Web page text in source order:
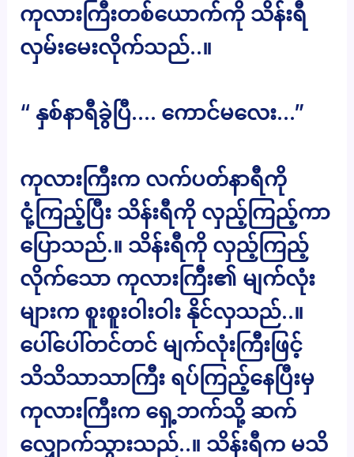
ကုလားကြီးတစ်ယောက်ကို သိန်းရီ
လှမ်းမေးလိုက်သည်..။
“ နှစ်နာရီခွဲပြီ…. ကောင်မလေး…”
ကုလားကြီးက လက်ပတ်နာရီကို
ငုံ့ကြည့်ပြီး သိန်းရီကို လှည့်ကြည့်ကာ
ပြောသည်.။ သိန်းရီကို လှည့်ကြည့်
လိုက်သော ကုလားကြီး၏ မျက်လုံး
များက စူးစူးဝါးဝါး နိုင်လှသည်..။
ပေါ်ပေါ်တင်တင် မျက်လုံးကြီးဖြင့်
သိသိသာသာကြီး ရပ်ကြည့်နေပြီးမှ
ကုလားကြီးက ရှေ့ဘက်သို့ ဆက်
လျှောက်သွားသည်..။ သိန်းရီက မသိ